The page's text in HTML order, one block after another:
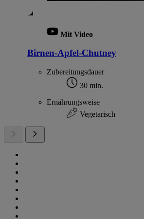
Mit Video
Birnen-Apfel-Chutney
Zubereitungsdauer
30 min.
Ernährungsweise
Vegetarisch